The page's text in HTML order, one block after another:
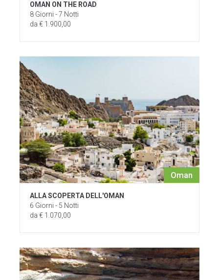
OMAN ON THE ROAD
8 Giorni - 7 Notti
da € 1.900,00
Oman
ALLA SCOPERTA DELL'OMAN
6 Giorni - 5 Notti
da € 1.070,00